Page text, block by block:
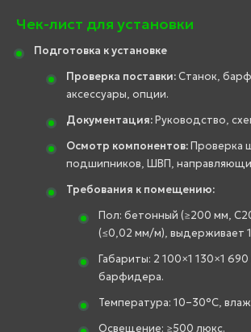
Чек-лист для установки
Подготовка к установке
Проверка поставки:Станок,
аксессуары, опции.
Документация:Руководство,
Осмотр компонентов:Проверка
подшипников, ШВП,
Требования к помещению:
Пол: бетонный (≥200 мм,
(≤0,02 мм/м), выдерживает 1
Габариты: 2 100×1 130×1
барфидера.
Температура: 10–30°C,
Освещение: ≥500 люкс.